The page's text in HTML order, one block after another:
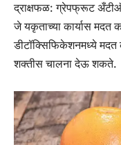
द्राक्षफळ: ग्रेपफ्रूट
जे यकृताच्या कार्यास
डीटॉक्सिफिकेशनमध्ये
शक्तीस चालना देऊ शकते.